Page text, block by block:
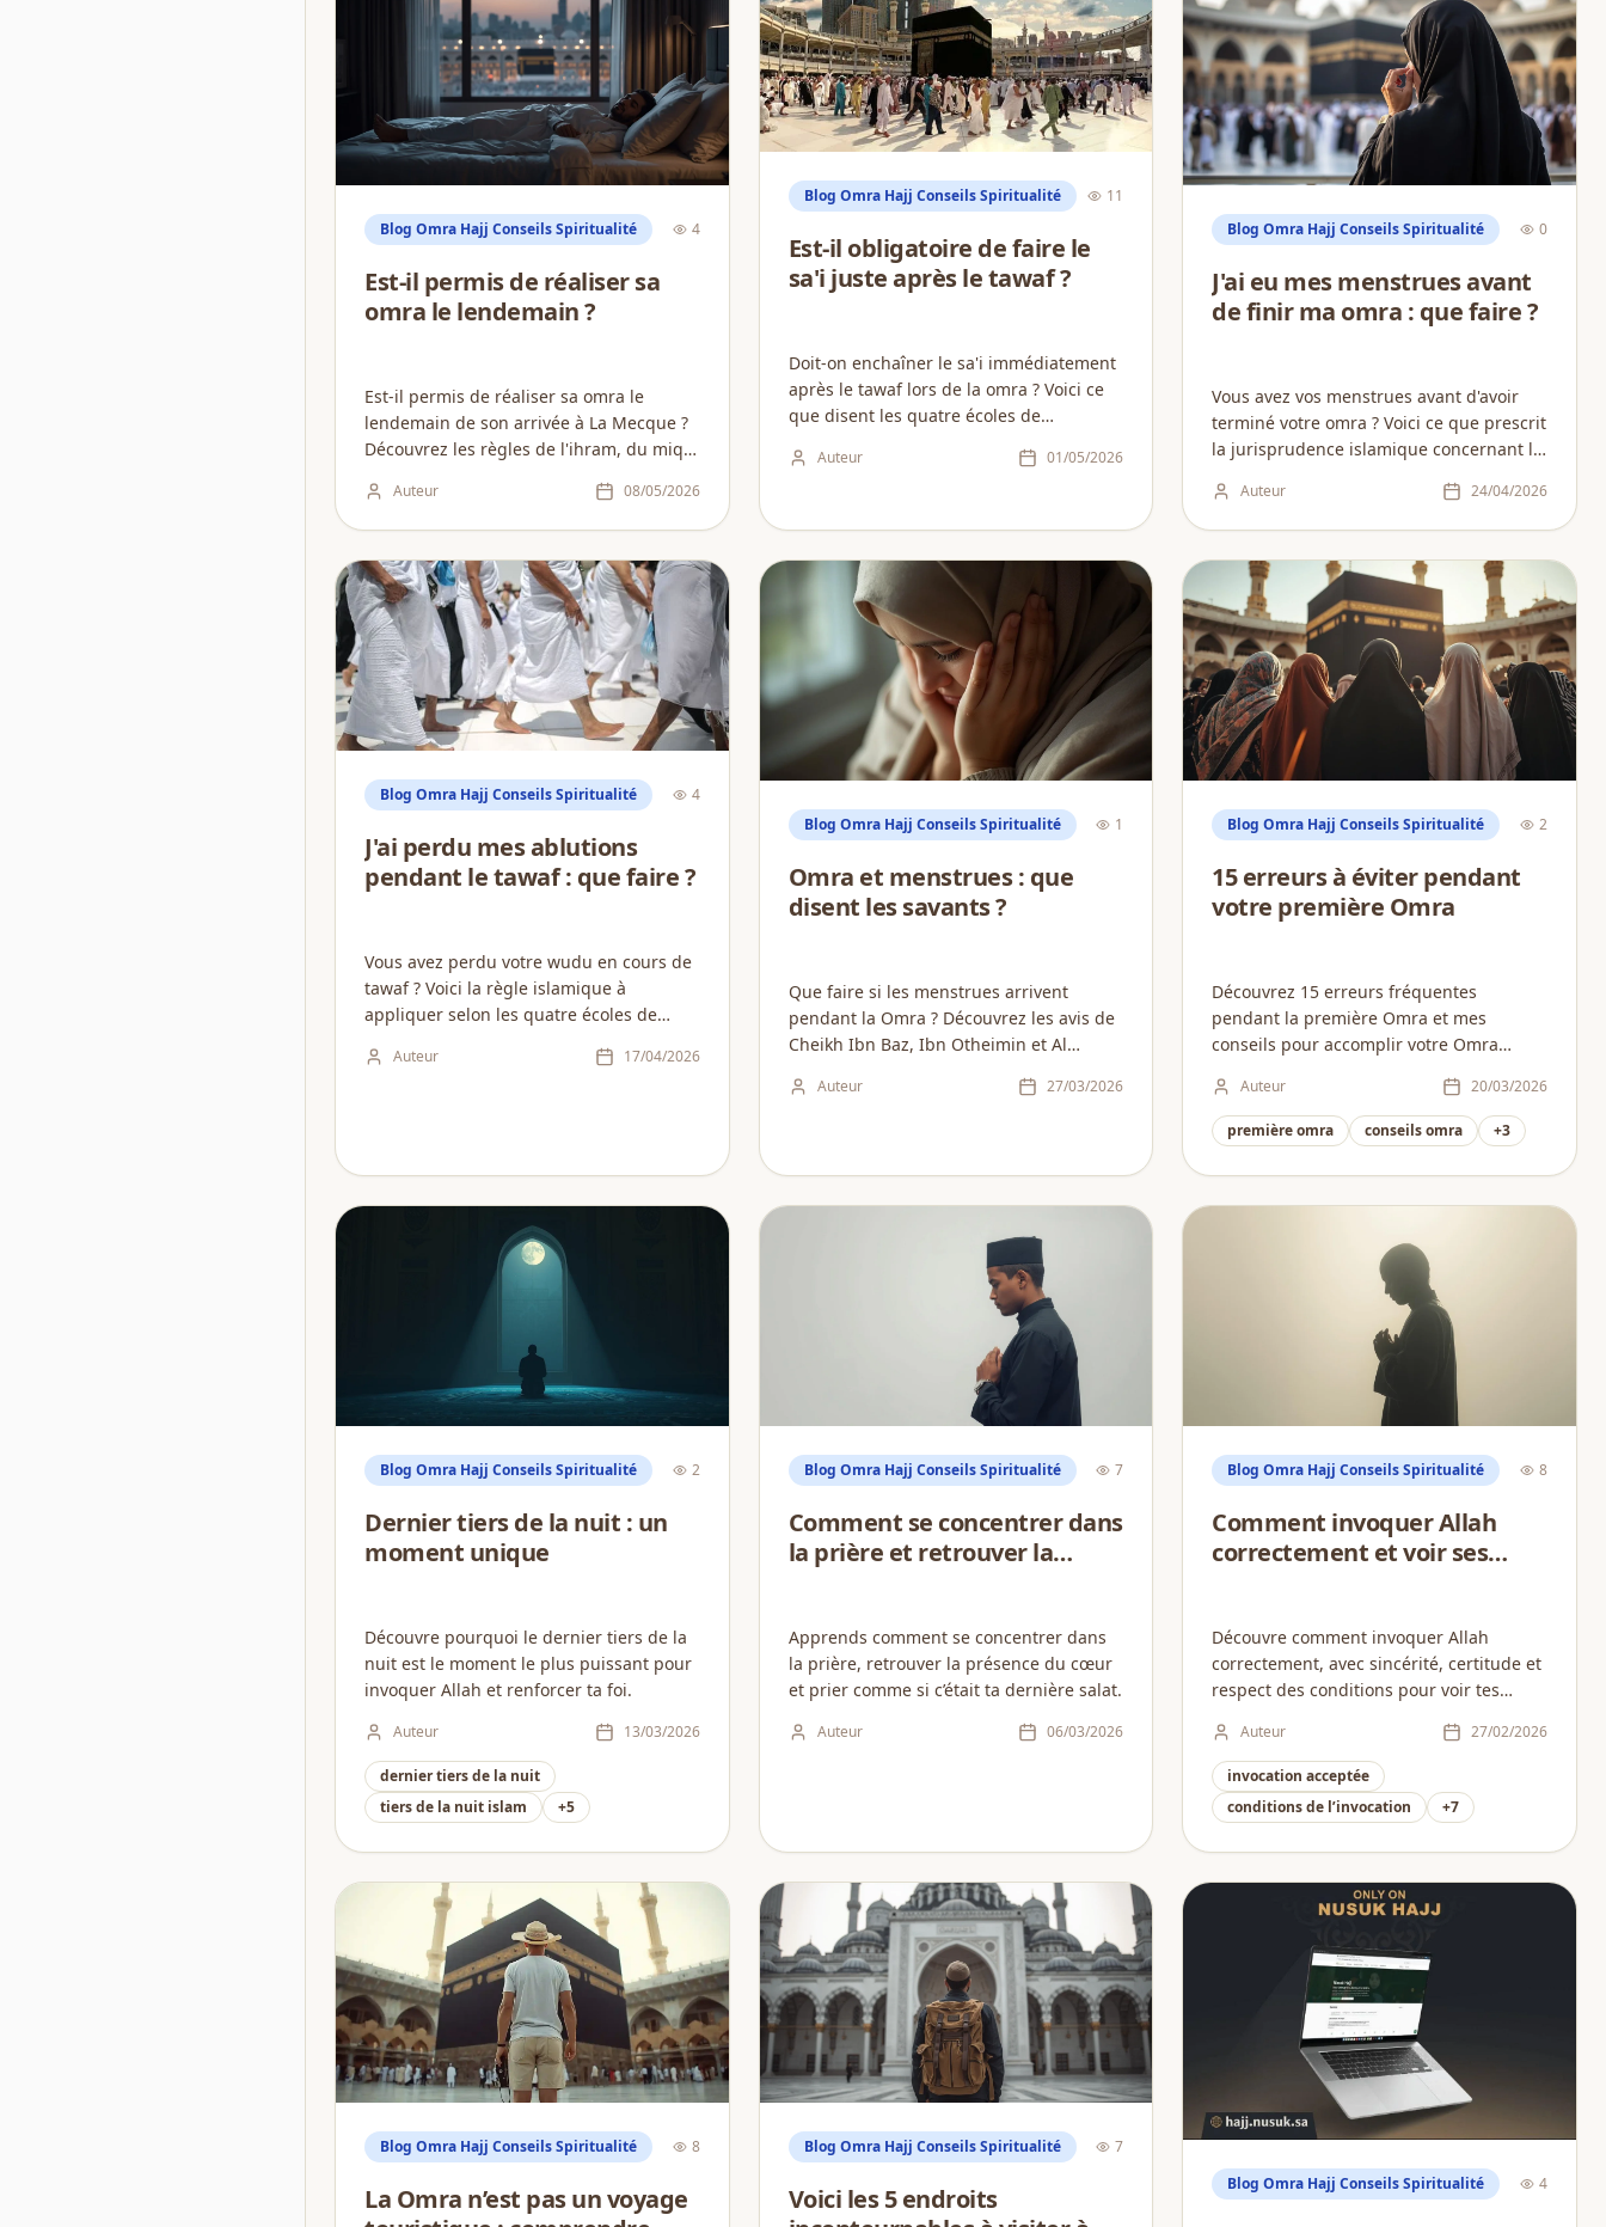
Blog Omra Hajj Conseils Spiritualité 4
Est-il permis de réaliser sa
omra le lendemain ?
Est-il permis de réaliser sa omra le
lendemain de son arrivée à La Mecque ?
Découvrez les règles de l'ihram, du miqat
débuter votre séjour....
Auteur 08/05/2026
Blog Omra Hajj Conseils Spiritualité 11
Est-il obligatoire de faire le
sa'i juste après le tawaf ?
Doit-on enchaîner le sa'i immédiatement
après le tawaf lors de la omra ? Voici ce
que disent les quatre écoles de
question....
Auteur 01/05/2026
Blog Omra Hajj Conseils Spiritualité 0
J'ai eu mes menstrues avant
de finir ma omra : que faire ?
Vous avez vos menstrues avant d'avoir
terminé votre omra ? Voici ce que prescrit
la jurisprudence islamique concernant le
Auteur 24/04/2026
Blog Omra Hajj Conseils Spiritualité 4
J'ai perdu mes ablutions
pendant le tawaf : que faire ?
Vous avez perdu votre wudu en cours de
tawaf ? Voici la règle islamique à
appliquer selon les quatre écoles de
votre omra....
Auteur 17/04/2026
Blog Omra Hajj Conseils Spiritualité 1
Omra et menstrues : que
disent les savants ?
Que faire si les menstrues arrivent
pendant la Omra ? Découvrez les avis de
Cheikh Ibn Baz, Ibn Otheimin et Al
Auteur 27/03/2026
Blog Omra Hajj Conseils Spiritualité 2
15 erreurs à éviter pendant
votre première Omra
Découvrez 15 erreurs fréquentes
pendant la première Omra et mes
conseils pour accomplir votre Omra
voyage spirituel....
Auteur 20/03/2026
première omra conseils omra +3
Blog Omra Hajj Conseils Spiritualité 2
Dernier tiers de la nuit : un
moment unique
Découvre pourquoi le dernier tiers de la
nuit est le moment le plus puissant pour
invoquer Allah et renforcer ta foi.
Auteur 13/03/2026
dernier tiers de la nuit
tiers de la nuit islam
+5
Blog Omra Hajj Conseils Spiritualité 7
Comment se concentrer dans
la prière et retrouver la
Apprends comment se concentrer dans
la prière, retrouver la présence du cœur
et prier comme si c’était ta dernière salat.
Auteur 06/03/2026
Blog Omra Hajj Conseils Spiritualité 8
Comment invoquer Allah
correctement et voir ses
Découvre comment invoquer Allah
correctement, avec sincérité, certitude et
respect des conditions pour voir tes
Auteur 27/02/2026
invocation acceptée
conditions de l’invocation
+7
Blog Omra Hajj Conseils Spiritualité 8
La Omra n’est pas un voyage
Blog Omra Hajj Conseils Spiritualité 7
Voici les 5 endroits
Blog Omra Hajj Conseils Spiritualité 4